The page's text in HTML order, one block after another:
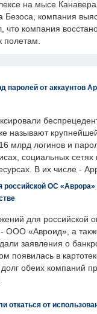
на мысе
компания
что компания
полетам.
паролей от аккаунтов
называют
млрд логинов и
социальных сетях
В их числе -
российской ОС
для российской
ООО «Авроид», а
заявления о
появилась в
обеих компаний
откаться от